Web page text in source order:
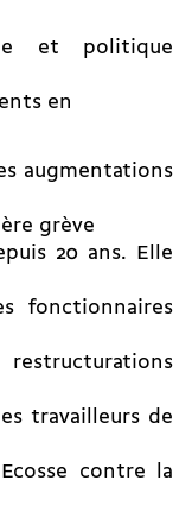
et politique
en
augmentations
grève
20 ans. Elle
fonctionnaires
travailleurs de
contre la